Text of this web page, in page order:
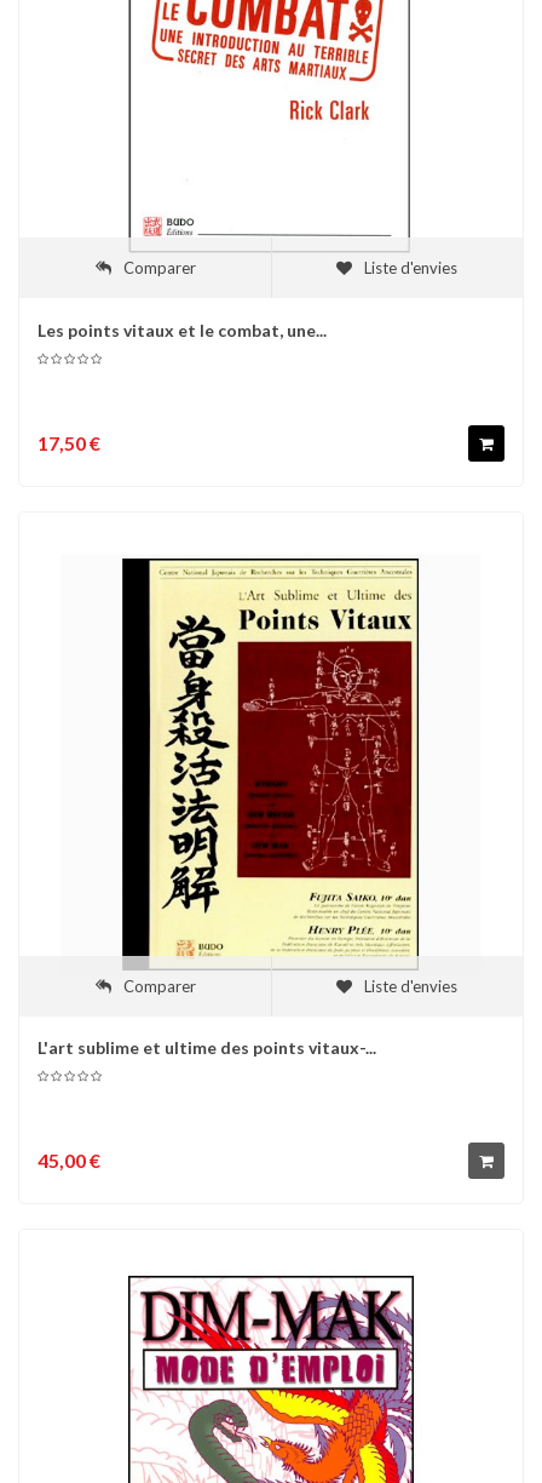
Comparer Liste d'envies
Les points vitaux et le combat, une...
17,50 €
Comparer Liste d'envies
L'art sublime et ultime des points vitaux-...
45,00 €